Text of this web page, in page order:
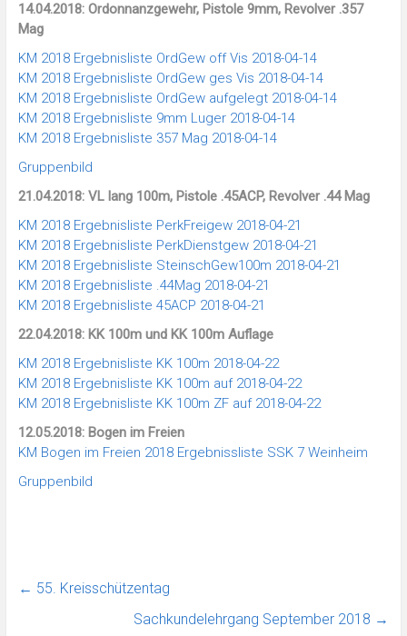
14.04.2018: Ordonnanzgewehr, Pistole 9mm, Revolver .357
Mag
KM 2018 Ergebnisliste OrdGew off Vis 2018-04-14
KM 2018 Ergebnisliste OrdGew ges Vis 2018-04-14
KM 2018 Ergebnisliste OrdGew aufgelegt 2018-04-14
KM 2018 Ergebnisliste 9mm Luger 2018-04-14
KM 2018 Ergebnisliste 357 Mag 2018-04-14
Gruppenbild
21.04.2018: VL lang 100m, Pistole .45ACP, Revolver .44 Mag
KM 2018 Ergebnisliste PerkFreigew 2018-04-21
KM 2018 Ergebnisliste PerkDienstgew 2018-04-21
KM 2018 Ergebnisliste SteinschGew100m 2018-04-21
KM 2018 Ergebnisliste .44Mag 2018-04-21
KM 2018 Ergebnisliste 45ACP 2018-04-21
22.04.2018: KK 100m und KK 100m Auflage
KM 2018 Ergebnisliste KK 100m 2018-04-22
KM 2018 Ergebnisliste KK 100m auf 2018-04-22
KM 2018 Ergebnisliste KK 100m ZF auf 2018-04-22
12.05.2018: Bogen im Freien
KM Bogen im Freien 2018 Ergebnissliste SSK 7 Weinheim
Gruppenbild
← 55. Kreisschützentag
Sachkundelehrgang September 2018 →